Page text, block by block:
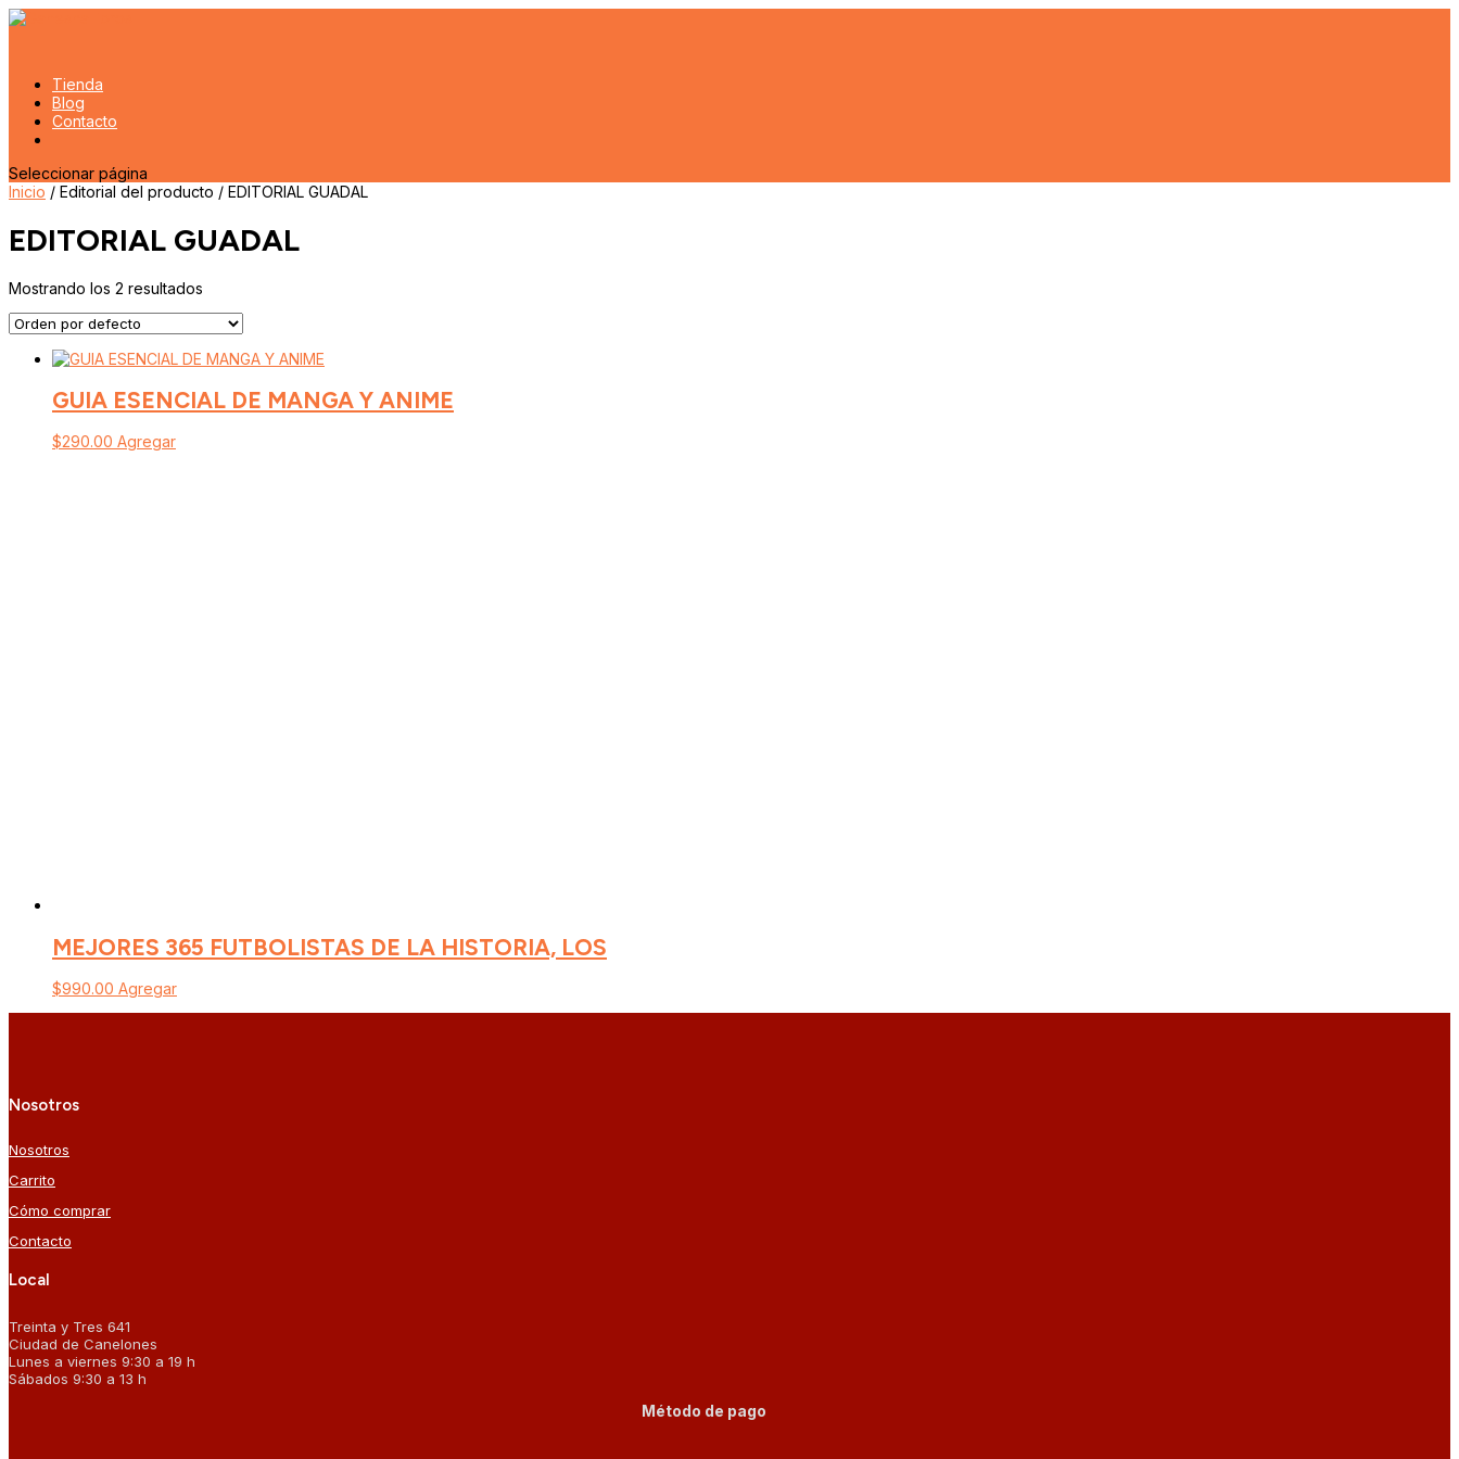
Tienda
Blog
Contacto
Seleccionar página
Inicio / Editorial del producto / EDITORIAL GUADAL
EDITORIAL GUADAL
Mostrando los 2 resultados
GUIA ESENCIAL DE MANGA Y ANIME
$290.00 Agregar
MEJORES 365 FUTBOLISTAS DE LA HISTORIA, LOS
$990.00 Agregar
Nosotros
Nosotros
Carrito
Cómo comprar
Contacto
Local
Treinta y Tres 641
Ciudad de Canelones
Lunes a viernes 9:30 a 19 h
Sábados 9:30 a 13 h
Método de pago